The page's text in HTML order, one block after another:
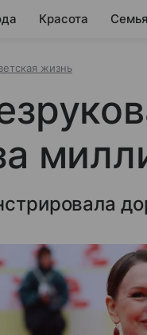
Красота
жизнь